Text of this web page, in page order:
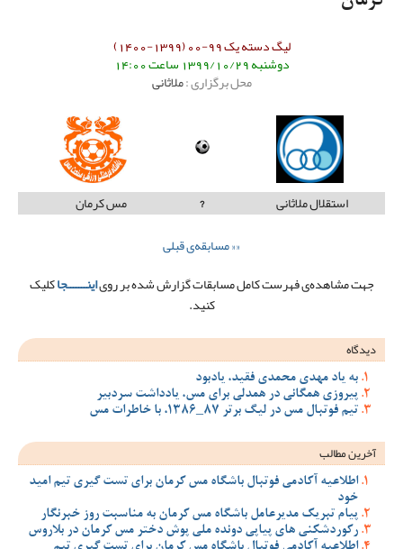
لیگ دسته یک 99-00 (1399-1400)
دوشنبه 1399/10/29 ساعت 14:00
محل برگزاری :ملاثانی
استقلال ملاثانی ?
مس کرمان
«« مسابقه‌ی قبلی
جهت مشاهده‌ی فهرست کامل مسابقات گزارش شده بر رویاینـــــــجاکلیک
کنید.
دیدگاه
به یاد مهدی محمدی فقید، یادبود
پیروزی همگانی در همدلی برای مس، یادداشت سردبیر
تیم فوتبال مس در لیگ برتر 87_1386، با خاطرات مس
آخرین مطالب
اطلاعیه آکادمی فوتبال باشگاه مس کرمان برای تست گیری تیم امید
خود
پیام تبریک مدیرعامل باشگاه مس کرمان به مناسبت روز خبرنگار
رکوردشکنی های پیاپی دونده ملی پوش دختر مس کرمان در بلاروس